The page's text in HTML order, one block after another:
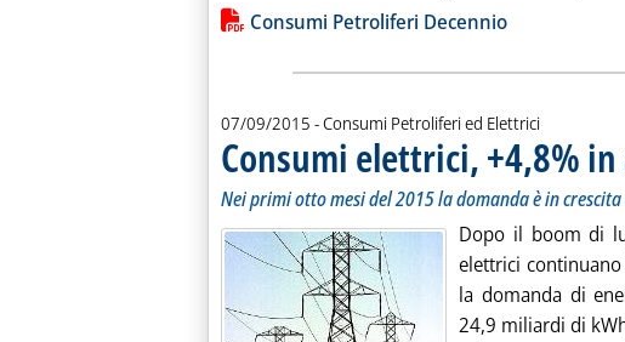
Lista allegati PDF alla notizia
Consumi Petroliferi Decennio
07/09/2015 - Consumi Petroliferi ed Elettrici
Consumi elettrici, +4,8% in
Nei primi otto mesi del 2015 la domanda è in
Dopo il boom di
elettrici
la domanda di
24,9 miliardi di